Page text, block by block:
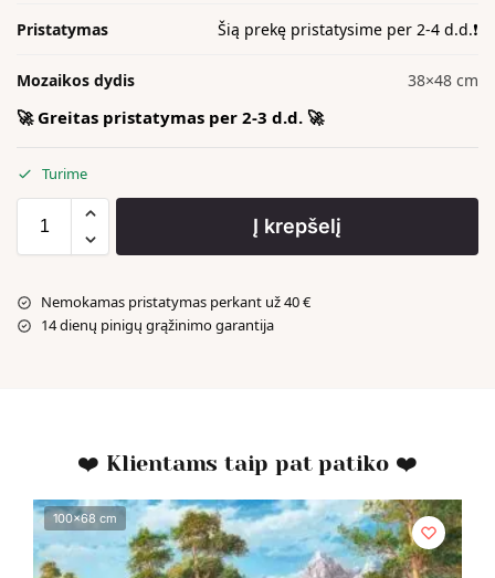
Pristatymas Šią prekę pristatysime per 2-4 d.d.❗️
Mozaikos dydis 38×48 cm
🚀 Greitas pristatymas per 2-3 d.d. 🚀
Turime
Į krepšelį
Nemokamas pristatymas perkant už 40 €
14 dienų pinigų grąžinimo garantija
❤️ Klientams taip pat patiko ❤️
100x68 cm